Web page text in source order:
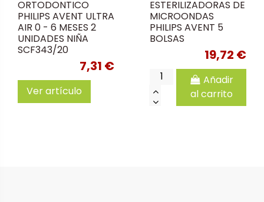
ORTODONTICO
PHILIPS AVENT ULTRA
AIR 0 - 6 MESES 2
UNIDADES NIÑA
SCF343/20
7,31 €
Ver artículo
ESTERILIZADORAS DE
MICROONDAS
PHILIPS AVENT 5
BOLSAS
19,72 €
Añadir
al carrito